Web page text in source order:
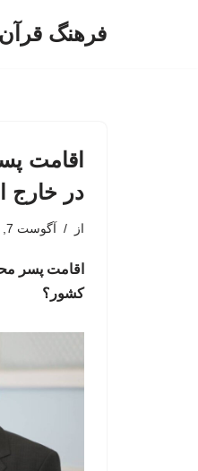
فرهنگ
اقامت
در خارج
از آگوست 7, 2026
اقامت پسر
کشور؟